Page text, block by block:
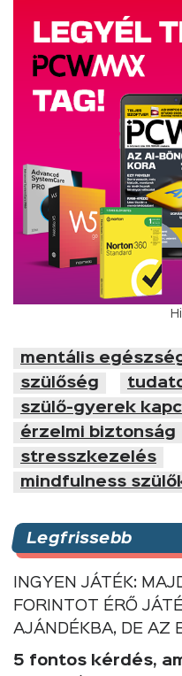
mentális
szülőség
szülő-gyerek
érzelmi biztonság
stresszkezelés
mindfulness
Legfrissebb
INGYEN JÁTÉK:
FORINTOT ÉRŐ
AJÁNDÉKBA, DE AZ
5 fontos kérdés,